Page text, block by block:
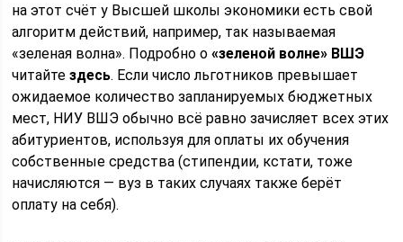
на этот счёт у Высшей школы экономики есть свой
алгоритм действий, например, так называемая
«зеленая волна». Подробно о«зеленой волне» ВШЭ
читайтездесь. Если число льготников превышает
ожидаемое количество запланируемых бюджетных
мест, НИУ ВШЭ обычно всё равно зачисляет всех этих
абитуриентов, используя для оплаты их обучения
собственные средства (стипендии, кстати, тоже
начисляются — вуз в таких случаях также берёт
оплату на себя).